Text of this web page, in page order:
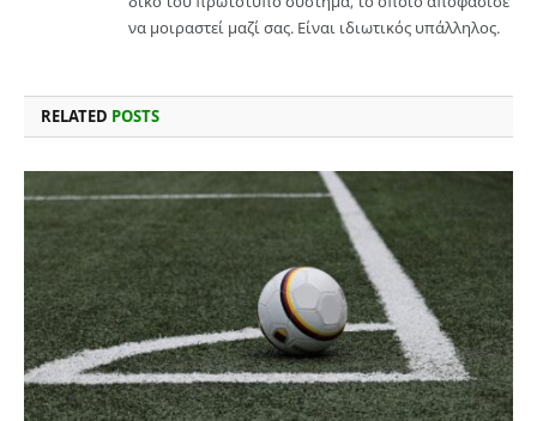
να μοιραστεί μαζί σας. Είναι ιδιωτικός υπάλληλος.
RELATED POSTS